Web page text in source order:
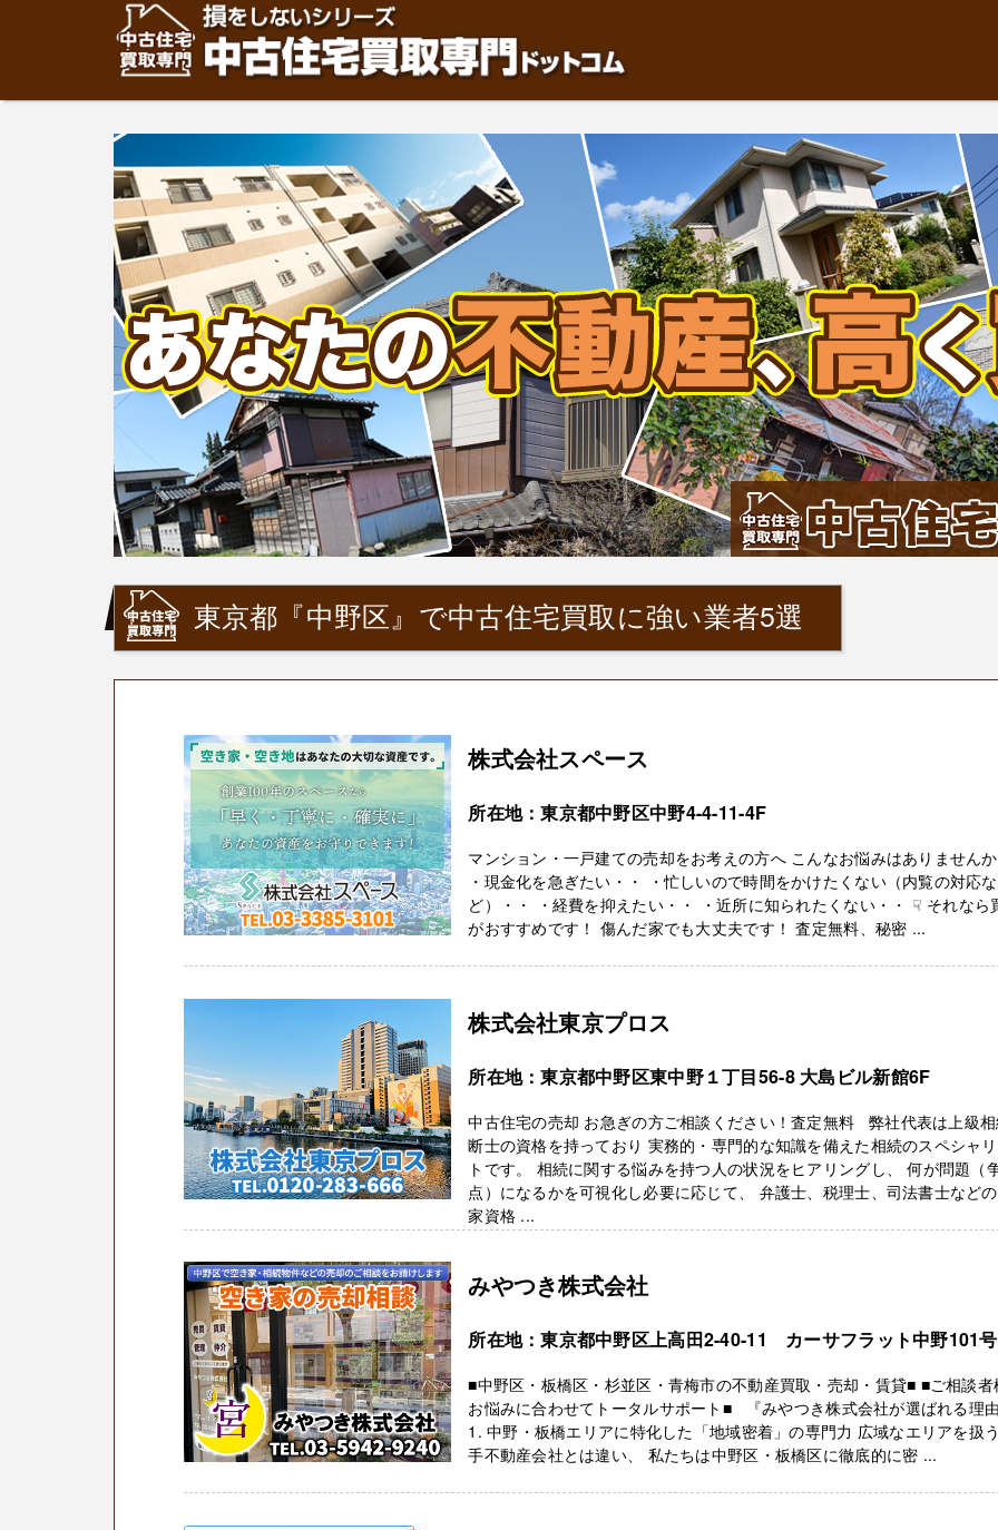
東京都『中野区』で中古住宅買取に強い業者5選
株式会社スペース
所在地：東京都中野区中野4-4-11-4F
マンション・一戸建ての売却をお考えの方へ こんなお悩みはありません
・現金化を急ぎたい・・ ・忙しいので時間をかけたくない（内覧の対応な
ど）・・ ・経費を抑えたい・・ ・近所に知られたくない・・ ☟ それなら
がおすすめです！ 傷んだ家でも大丈夫です！ 査定無料、秘密 ...
株式会社東京プロス
所在地：東京都中野区東中野１丁目56-8 大島ビル新館6F
中古住宅の売却 お急ぎの方ご相談ください！査定無料 弊社代表は上級
断士の資格を持っており 実務的・専門的な知識を備えた相続のスペシャ
トです。 相続に関する悩みを持つ人の状況をヒアリングし、 何が問題（
点）になるかを可視化し必要に応じて、 弁護士、税理士、司法書士など
家資格 ...
みやつき株式会社
所在地：東京都中野区上高田2-40-11 カーサフラット中野101
■中野区・板橋区・杉並区・青梅市の不動産買取・売却・賃貸■ ■ご相談者
お悩みに合わせてトータルサポート■ 『みやつき株式会社が選ばれる理
1. 中野・板橋エリアに特化した「地域密着」の専門力 広域なエリアを扱
手不動産会社とは違い、 私たちは中野区・板橋区に徹底的に密 ...